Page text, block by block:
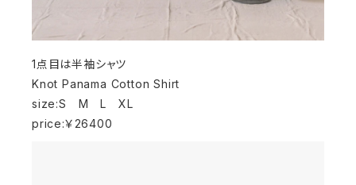
1点目は半袖シャツ
Knot Panama Cotton Shirt
size:S M L XL
price:￥26400